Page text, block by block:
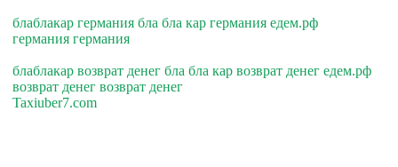
блаблакар германия бла бла кар германия едем.рф
германия германия
блаблакар возврат денег бла бла кар возврат денег едем.рф
возврат денег возврат денег
Taxiuber7.com